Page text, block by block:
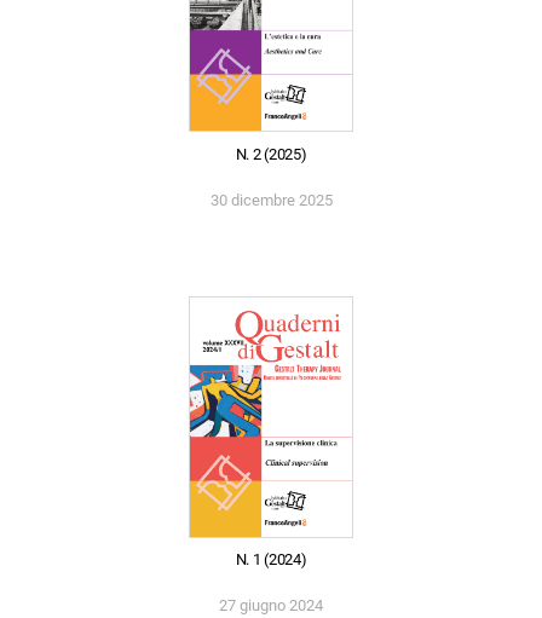
N. 2 (2025)
30 dicembre 2025
N. 1 (2024)
27 giugno 2024